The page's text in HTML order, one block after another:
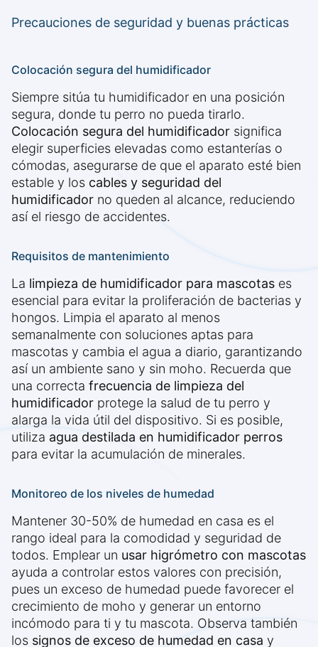
Precauciones de seguridad y buenas prácticas
Colocación segura del humidificador
Siempre sitúa tu humidificador en una posición
segura, donde tu perro no pueda tirarlo.
Colocación segura del humidificador significa
elegir superficies elevadas como estanterías o
cómodas, asegurarse de que el aparato esté bien
estable y los cables y seguridad del
humidificador no queden al alcance, reduciendo
así el riesgo de accidentes.
Requisitos de mantenimiento
La limpieza de humidificador para mascotas es
esencial para evitar la proliferación de bacterias y
hongos. Limpia el aparato al menos
semanalmente con soluciones aptas para
mascotas y cambia el agua a diario, garantizando
así un ambiente sano y sin moho. Recuerda que
una correcta frecuencia de limpieza del
humidificador protege la salud de tu perro y
alarga la vida útil del dispositivo. Si es posible,
utiliza agua destilada en humidificador perros
para evitar la acumulación de minerales.
Monitoreo de los niveles de humedad
Mantener 30-50% de humedad en casa es el
rango ideal para la comodidad y seguridad de
todos. Emplear un usar higrómetro con mascotas
ayuda a controlar estos valores con precisión,
pues un exceso de humedad puede favorecer el
crecimiento de moho y generar un entorno
incómodo para ti y tu mascota. Observa también
los signos de exceso de humedad en casa y